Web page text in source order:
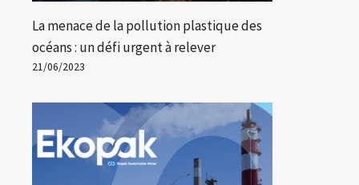
La menace de la pollution plastique des
océans : un défi urgent à relever
21/06/2023